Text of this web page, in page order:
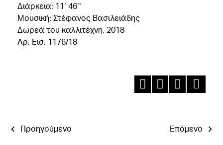
Διάρκεια: 11’ 46’’
Μουσική: Στέφανος Βασιλειάδης
Δωρεά του καλλιτέχνη, 2018
Αρ. Εισ. 1176/18
Προηγούμενο Επόμενο